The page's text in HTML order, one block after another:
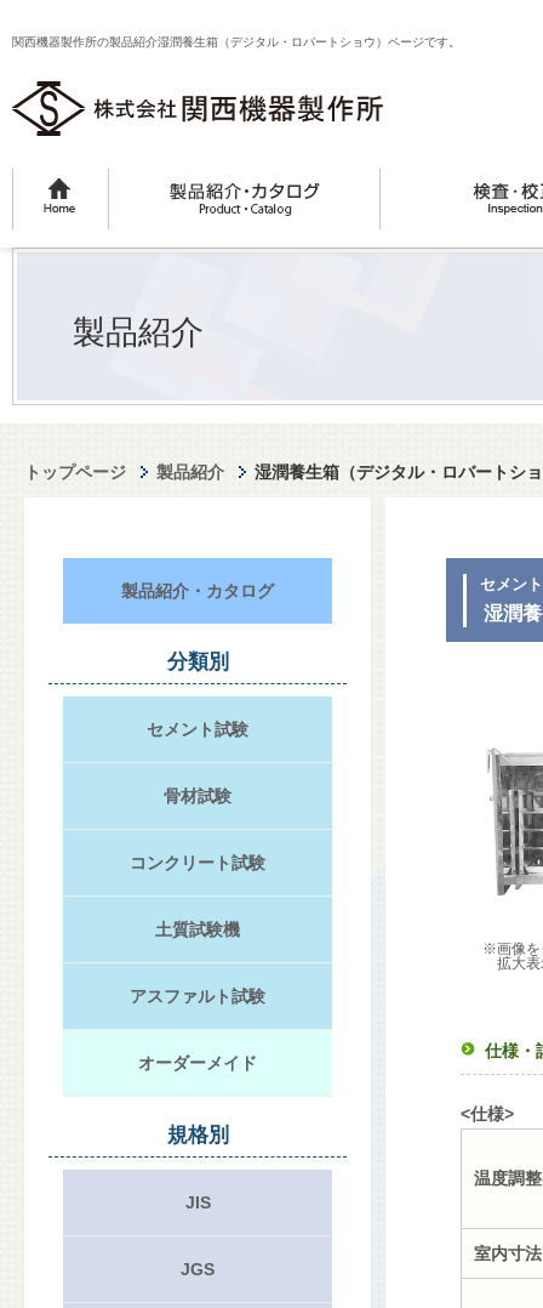
関西機器製作所の製品紹介湿潤養生箱（デジタル・ロバートショウ）ページです。
製品紹介
トップページ 製品紹介 湿潤養生箱（デジタル・ロバートシ
セメン
湿潤
※画像を
拡大表
仕様・
<仕様>
温度調
室内寸
製品紹介・カタログ
分類別
セメント試験
骨材試験
コンクリート試験
土質試験機
アスファルト試験
オーダーメイド
規格別
JIS
JGS